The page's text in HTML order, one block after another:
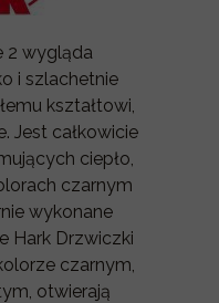
2 wygląda
i szlachetnie
kształtowi,
Jest całkowicie
ciepło,
czarnym
wykonane
Hark Drzwiczki
czarnym,
otwierają